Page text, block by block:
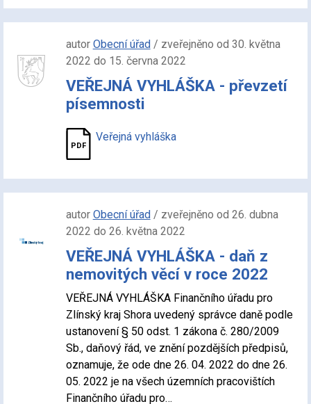
autor Obecní úřad/ zveřejněno od 30. května
2022 do 15. června 2022
VEŘEJNÁ VYHLÁŠKA - převzetí
písemnosti
Veřejná vyhláška
autor Obecní úřad/ zveřejněno od 26. dubna
2022 do 26. května 2022
VEŘEJNÁ VYHLÁŠKA - daň z
nemovitých věcí v roce 2022
VEŘEJNÁ VYHLÁŠKA Finančního úřadu pro
Zlínský kraj Shora uvedený správce daně podle
ustanovení § 50 odst. 1 zákona č. 280/2009
Sb., daňový řád, ve znění pozdějších předpisů,
oznamuje, že ode dne 26. 04. 2022 do dne 26.
05. 2022 je na všech územních pracovištích
Finančního úřadu pro…